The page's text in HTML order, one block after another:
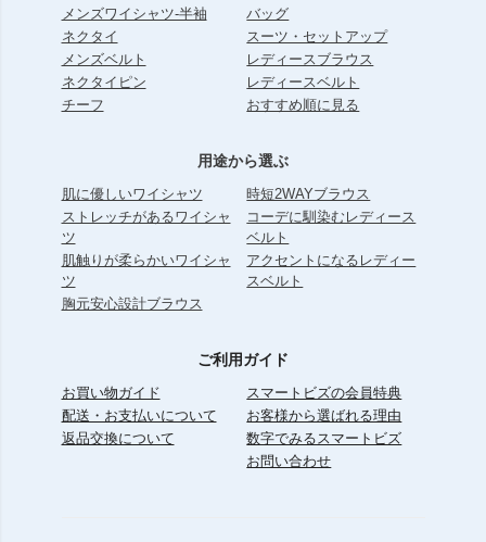
メンズワイシャツ-半袖
ネクタイ
メンズベルト
ネクタイピン
チーフ
バッグ
スーツ・セットアップ
レディースブラウス
レディースベルト
おすすめ順に見る
用途から選ぶ
肌に優しいワイシャツ
ストレッチがあるワイシャ
ツ
肌触りが柔らかいワイシャ
ツ
胸元安心設計ブラウス
時短2WAYブラウス
コーデに馴染むレディース
ベルト
アクセントになるレディー
スベルト
ご利用ガイド
お買い物ガイド
配送・お支払いについて
返品交換について
スマートビズの会員特典
お客様から選ばれる理由
数字でみるスマートビズ
お問い合わせ